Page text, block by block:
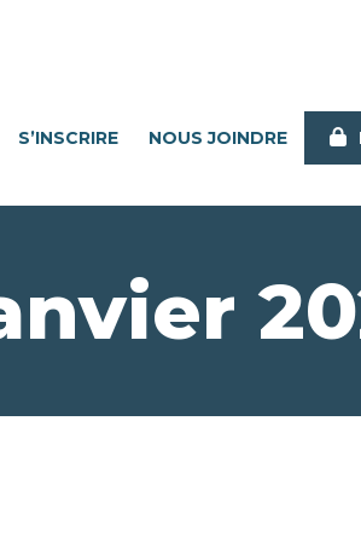
S’INSCRIRE NOUS JOINDRE